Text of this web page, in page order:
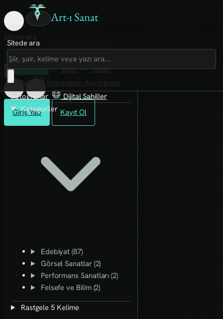
Art-ı Sanat
Giriş Yap Kayıt Ol
Sitede ara
Art-ı Sosyal
İmece
Kütüphane
Blog
Fanzin
Rafları
Fotoğraflar
Dijital Sahiller
Kategoriler
Edebiyat (87)
Görsel Sanatlar (2)
Performans Sanatları (2)
Felsefe ve Bilim (2)
Rastgele 5 Kelime